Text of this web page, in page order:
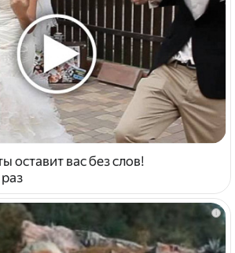
оставит вас без слов!
i